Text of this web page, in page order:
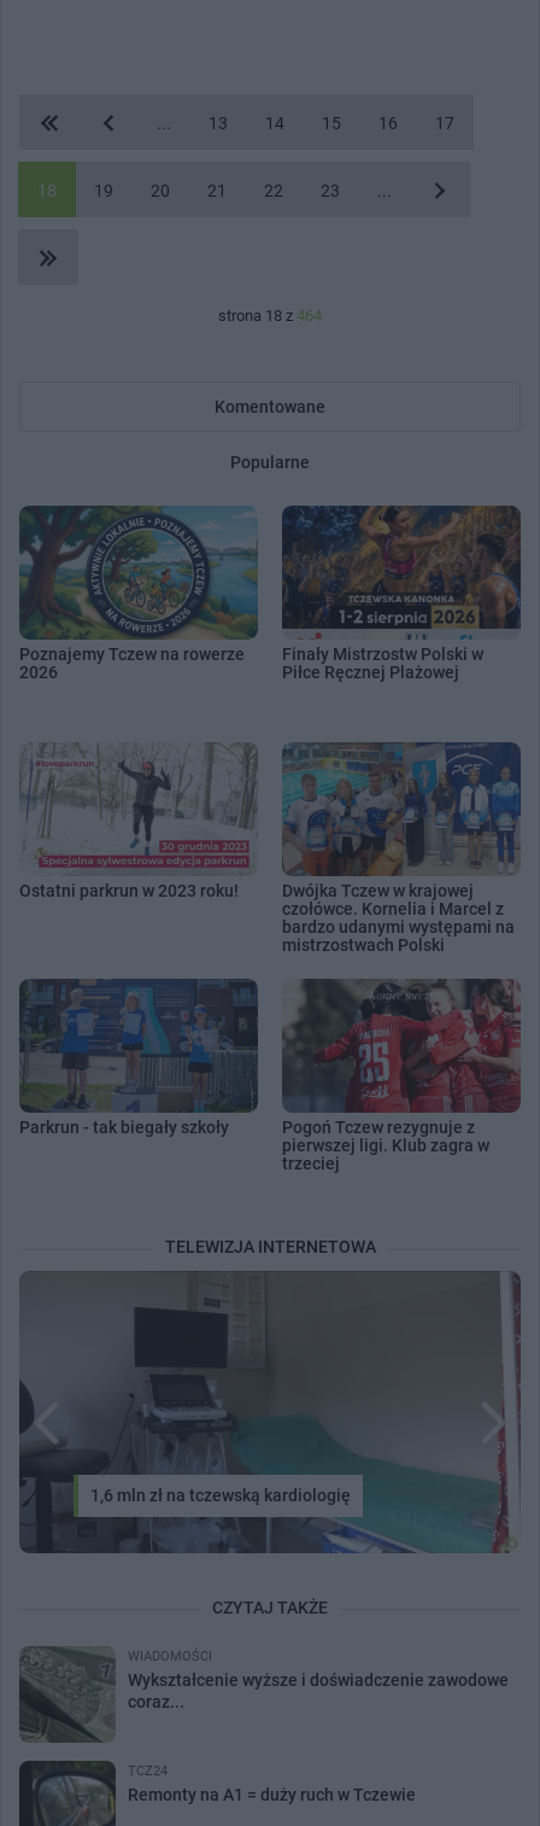
13 14 15 16 17
18 19 20 21 22 23
strona 18 z 464
Komentowane
Popularne
Poznajemy Tczew na rowerze
2026
Finały Mistrzostw Polski w
Piłce Ręcznej Plażowej
Ostatni parkrun w 2023 roku!
Dwójka Tczew w krajowej
czołówce. Kornelia i Marcel z
bardzo udanymi występami na
mistrzostwach Polski
Parkrun - tak biegały szkoły
Pogoń Tczew rezygnuje z
pierwszej ligi. Klub zagra w
trzeciej
TELEWIZJA INTERNETOWA
1,6 mln zł na tczewską kardiologię
CZYTAJ TAKŻE
WIADOMOŚCI
Wykształcenie wyższe i doświadczenie zawodowe
coraz...
TCZ24
Remonty na A1 = duży ruch w Tczewie